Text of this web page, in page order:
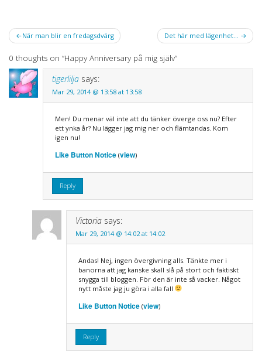
Post
navigation
När man blir en fredagsdvärg Det här med lägenhet…
0 thoughts on “Happy Anniversary på mig själv”
tigerlilja says:
Mar 29, 2014 @ 13:58 at 13:58
Men! Du menar väl inte att du tänker överge oss nu? Efter
ett ynka år? Nu lägger jag mig ner och flämtandas. Kom
igen nu!
Like Button Notice(view)
Reply
Victoria says:
Mar 29, 2014 @ 14:02 at 14:02
Andas! Nej, ingen övergivning alls. Tänkte mer i
banorna att jag kanske skall slå på stort och faktiskt
snygga till bloggen. För den är inte så vacker. Något
nytt måste jag ju göra i alla fall
Like Button Notice(view)
Reply